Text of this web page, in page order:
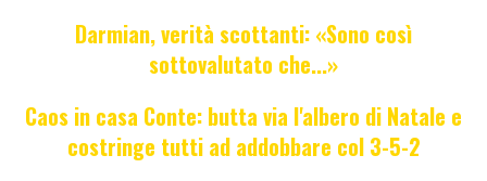
Darmian, verità scottanti: «Sono così
sottovalutato che...»
Caos in casa Conte: butta via l'albero di Natale e
costringe tutti ad addobbare col 3-5-2